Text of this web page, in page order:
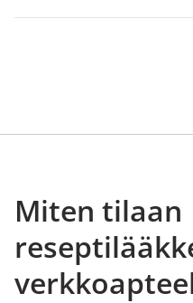
Miten tilaan